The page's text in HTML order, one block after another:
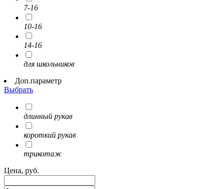
7-16
10-16
14-16
для школьников
Доп.параметр
Выбрать
длинный рукав
короткий рукав
трикотаж
Цена, руб.